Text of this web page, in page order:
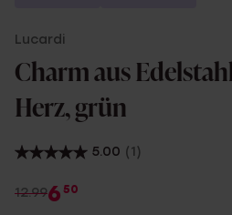
Lucardi
Charm aus
Herz, grün
5.00 (1)
12.996 50